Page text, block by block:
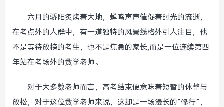
六月的骄阳炙烤着大地，蝉鸣声声催促着时光的流逝，
在考点外的人群中，有一道独特的风景线格外引人注目，他
不是等待放榜的考生，也不是焦急的家长,而是一位连续第四
年站在考场外的数学老师。
对于大多数老师而言，高考结束便意味着短暂的休整与
放松，对于这位数学老师来说，这却是一场漫长的“修行”，